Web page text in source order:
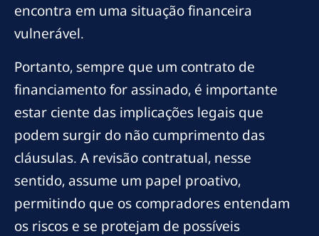
encontra em uma situação financeira
vulnerável.
Portanto, sempre que um contrato de
financiamento for assinado, é importante
estar ciente das implicações legais que
podem surgir do não cumprimento das
cláusulas. A revisão contratual, nesse
sentido, assume um papel proativo,
permitindo que os compradores entendam
os riscos e se protejam de possíveis